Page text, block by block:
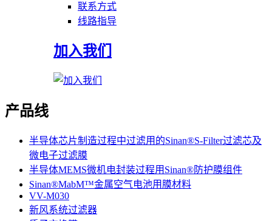
联系方式
线路指导
加入我们
产品线
半导体芯片制造过程中过滤用的Sinan®S-Filter过滤芯及
微电子过滤膜
半导体MEMS微机电封装过程用Sinan®防护膜组件
Sinan®MabM™金属空气电池用膜材料
VV-M030
新风系统过滤器